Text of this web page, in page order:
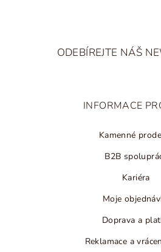
ODEBÍREJTE NÁŠ
INFORMACE
Kamenné
B2B
Kariéra
Moje
Doprava a
Reklamace a